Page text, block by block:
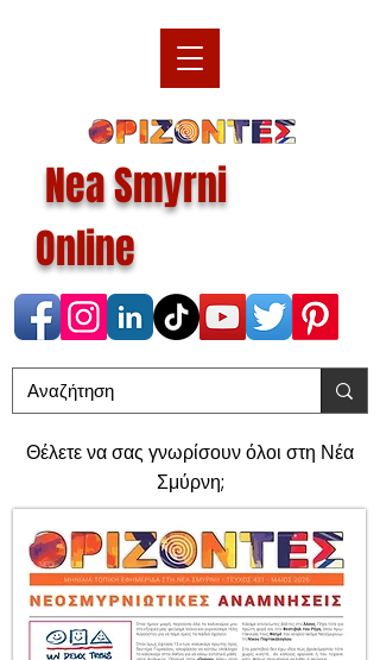
Nea Smyrni
Online
Θέλετε να σας γνωρίσουν όλοι στη Νέα
Σμύρνη;